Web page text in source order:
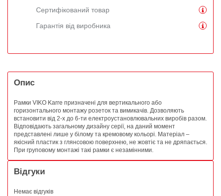
Сертифікований товар
Гарантія від виробника
Опис
Рамки VIKO Karre призначені для вертикального або
горизонтального монтажу розеток та вимикачів. Дозволяють
встановити від 2-х до 6-ти електроустановлювальних виробів разом.
Відповідають загальному дизайну серії, на даний момент
представлені лише у білому та кремовому кольорі. Матеріал –
якісний пластик з глянсовою поверхнею, не жовтіє та не дряпається.
При груповому монтажі такі рамки є незамінними.
Відгуки
Немає відгуків